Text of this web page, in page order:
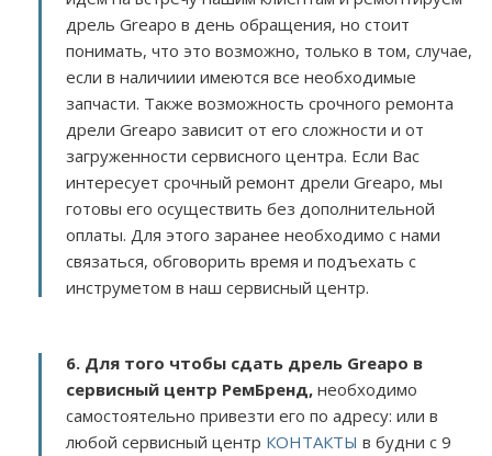
дрель Greapo в день обращения, но стоит
понимать, что это возможно, только в том, случае,
если в наличиии имеются все необходимые
запчасти. Также возможность срочного ремонта
дрели Greapo зависит от его сложности и от
загруженности сервисного центра. Если Вас
интересует срочный ремонт дрели Greapo, мы
готовы его осуществить без дополнительной
оплаты. Для этого заранее необходимо с нами
связаться, обговорить время и подъехать с
инструметом в наш сервисный центр.
6. Для того чтобы сдать дрель Greapo в
сервисный центр РемБренд, необходимо
самостоятельно привезти его по адресу: или в
любой сервисный центр КОНТАКТЫ в будни с 9